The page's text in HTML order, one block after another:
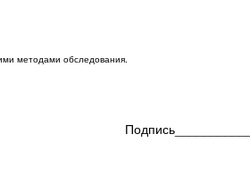
методами обследования.